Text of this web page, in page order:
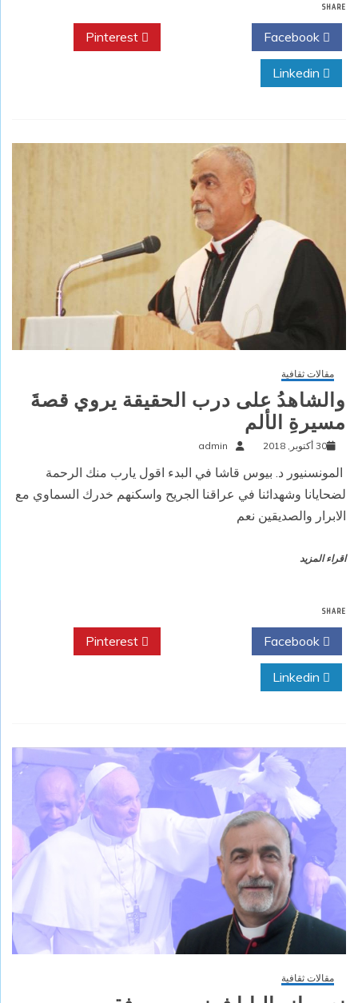
SHARE
مقالات ثقافية
والشاهدُ على درب الحقيقة يروي قصةَ
مسيرةِ الألم
30 أكتوبر, 2018 admin
المونسنيور د. بيوس قاشا في البدء اقول يارب منك الرحمة
لضحايانا وشهدائنا في عراقنا الجريح واسكنهم خدرك السماوي مع
الابرار والصديقين نعم
اقراء المزيد
SHARE
مقالات ثقافية